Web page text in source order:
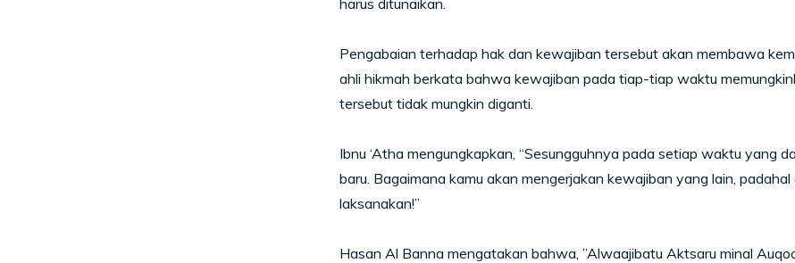
harus ditunaikan.
Pengabaian terhadap hak dan kewajiban tersebut akan membawa
ahli hikmah berkata bahwa kewajiban pada tiap-tiap waktu
tersebut tidak mungkin diganti.
Ibnu ‘Atha mengungkapkan, “Sesungguhnya pada setiap waktu yang
baru. Bagaimana kamu akan mengerjakan kewajiban yang lain,
laksanakan!”
Hasan Al Banna mengatakan bahwa, ”Alwaajibatu Aktsaru minal